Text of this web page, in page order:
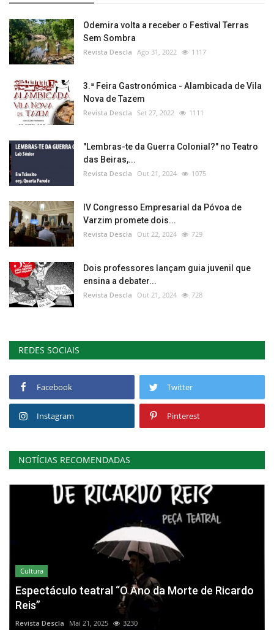
Odemira volta a receber o Festival Terras
Sem Sombra
Revista Descla Ago 31, 2022 1117
3.ª Feira Gastronómica - Alambicada de Vila
Nova de Tazem
Revista Descla Set 27, 2022 1111
"Lembras-te da Guerra Colonial?" no Teatro
das Beiras,...
Revista Descla Out 21, 2024 1075
IV Congresso Empresarial da Póvoa de
Varzim promete dois...
Revista Descla Out 22, 2024 729
Dois professores lançam guia juvenil que
ensina a debater...
Revista Descla Out 21, 2024 728
REDES SOCIAIS
Facebook Twitter
Instagram Pinterest
NOTÍCIAS RECOMENDADAS
Cultura
Espectáculo teatral “O Ano da Morte de Ricardo
Reis”
Revista Descla Mai 21, 2025 3230